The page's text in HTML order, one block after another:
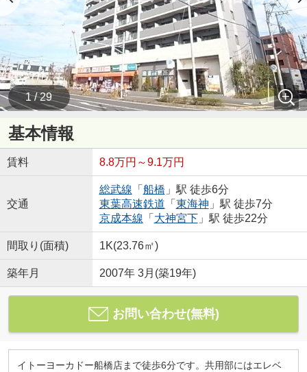
1 / 29
基本情報
賃料 8.8万円～9.1万円
交通
総武線 「 船橋 」駅 徒歩6分
東葉高速鉄道 「 東海神 」駅 徒歩7分
京成本線 「 大神宮下」駅 徒歩22分
間取り(面積) 1K(23.76㎡)
築年月 2007年 3月(築19年)
お問い合わせ(無料)
イトーヨーカドー船橋店まで徒歩6分です。共用部にはエレベ